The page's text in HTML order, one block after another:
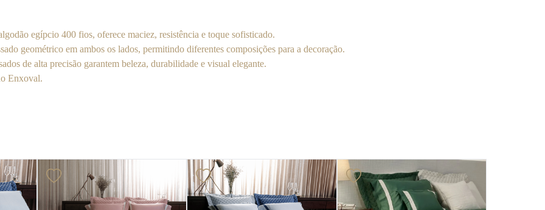
egípcio 400 fios, oferece maciez, resistência e toque sofisticado.
geométrico em ambos os lados, permitindo diferentes composições para a decoração.
de alta precisão garantem beleza, durabilidade e visual elegante.
Enxoval.